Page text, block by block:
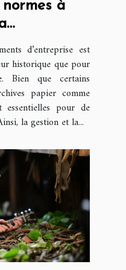
à
documents
d’entreprise est
historique que pour
Bien que certains
papier comme
essentielles pour de
la gestion et la...